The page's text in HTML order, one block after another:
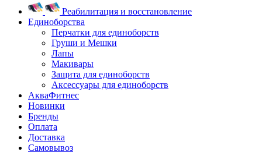
Реабилитация и восстановление
Единоборства
Перчатки для единоборств
Груши и Мешки
Лапы
Макивары
Защита для единоборств
Аксессуары для единоборств
АкваФитнес
Новинки
Бренды
Оплата
Доставка
Самовывоз